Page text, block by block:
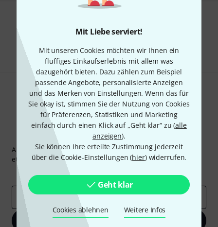
Mit Liebe serviert!
Mit unseren Cookies möchten wir Ihnen ein
fluffiges Einkaufserlebnis mit allem was
dazugehört bieten. Dazu zählen zum Beispiel
passende Angebote, personalisierte Anzeigen
und das Merken von Einstellungen. Wenn das für
Sie okay ist, stimmen Sie der Nutzung von Cookies
für Präferenzen, Statistiken und Marketing
einfach durch einen Klick auf „Geht klar“ zu (alle
anzeigen).
Sie können Ihre erteilte Zustimmung jederzeit
über die Cookie-Einstellungen (hier) widerrufen.
Geht klar
Cookies ablehnen Weitere Infos
Thomann Newsletter
Abonniere den Thomann Newsletter und gewinne mit
etwas Glück einen von50 Gutscheinenüber jeweils50€
Inspirierende Beiträge
Deals Thomann Insights
E-Mail-Adresse*
Jetzt anmelden